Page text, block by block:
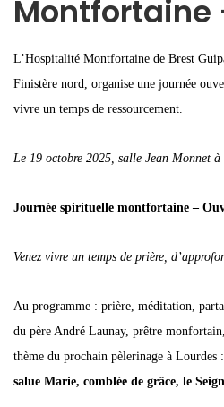
Montfortaine
L’Hospitalité Montfortaine de Brest
Finistère nord, organise une journée
vivre un temps de ressourcement.
Le 19 octobre 2025, salle Jean Monnet
Journée spirituelle montfortaine –
Venez vivre un temps de prière,
Au programme : prière, méditation,
du père André Launay, prêtre
thème du prochain pèlerinage à Lourdes :
salue Marie, comblée de grâce, le